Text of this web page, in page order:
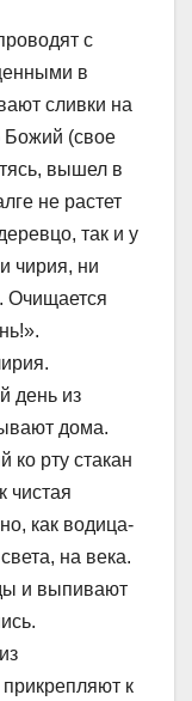
с
в
сливки на
Божий (свое
вышел в
не растет
так и у
чирия, ни
Очищается
день из
дома.
ко рту стакан
чистая
как водица-
на века.
и выпивают
прикрепляют к